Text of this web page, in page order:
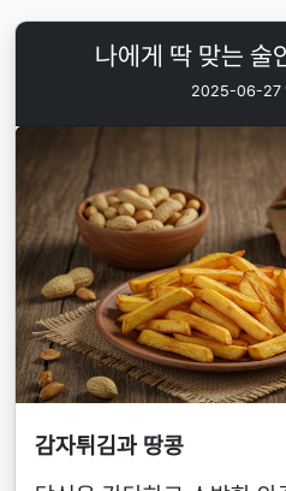
나에게 딱 맞는 술
2025-06-27
감자튀김과 땅콩